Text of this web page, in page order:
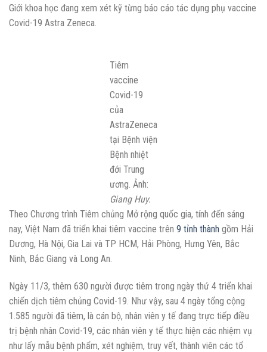
Giới khoa học đang xem xét kỹ từng báo cáo tác dụng phụ vaccine
Covid-19 Astra Zeneca.
Tiêm
vaccine
Covid-19
của
AstraZeneca
tại Bệnh viện
Bệnh nhiệt
đới Trung
ương. Ảnh:
Giang Huy.
Theo Chương trình Tiêm chủng Mở rộng quốc gia, tính đến sáng
nay, Việt Nam đã triển khai tiêm vaccine trên 9 tỉnh thành gồm Hải
Dương, Hà Nội, Gia Lai và TP HCM, Hải Phòng, Hưng Yên, Bắc
Ninh, Bắc Giang và Long An.
Ngày 11/3, thêm 630 người được tiêm trong ngày thứ 4 triển khai
chiến dịch tiêm chủng Covid-19. Như vậy, sau 4 ngày tổng cộng
1.585 người đã tiêm, là cán bộ, nhân viên y tế đang trực tiếp điều
trị bệnh nhân Covid-19, các nhân viên y tế thực hiện các nhiệm vụ
như lấy mẫu bệnh phẩm, xét nghiệm, truy vết, thành viên các tổ